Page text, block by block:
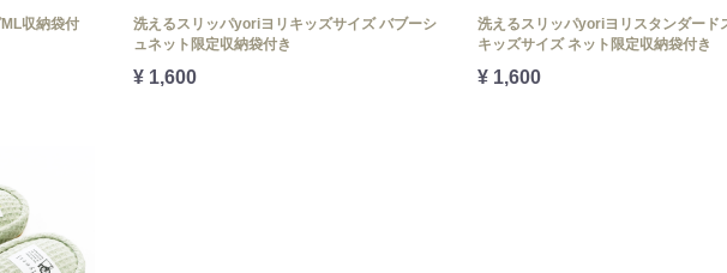
収納袋付
洗えるスリッパyoriヨリキッズサイズ バブーシ
ュネット限定収納袋付き
¥ 1,600
洗えるスリッパyoriヨリスタンダード
キッズサイズ ネット限定収納袋付き
¥ 1,600